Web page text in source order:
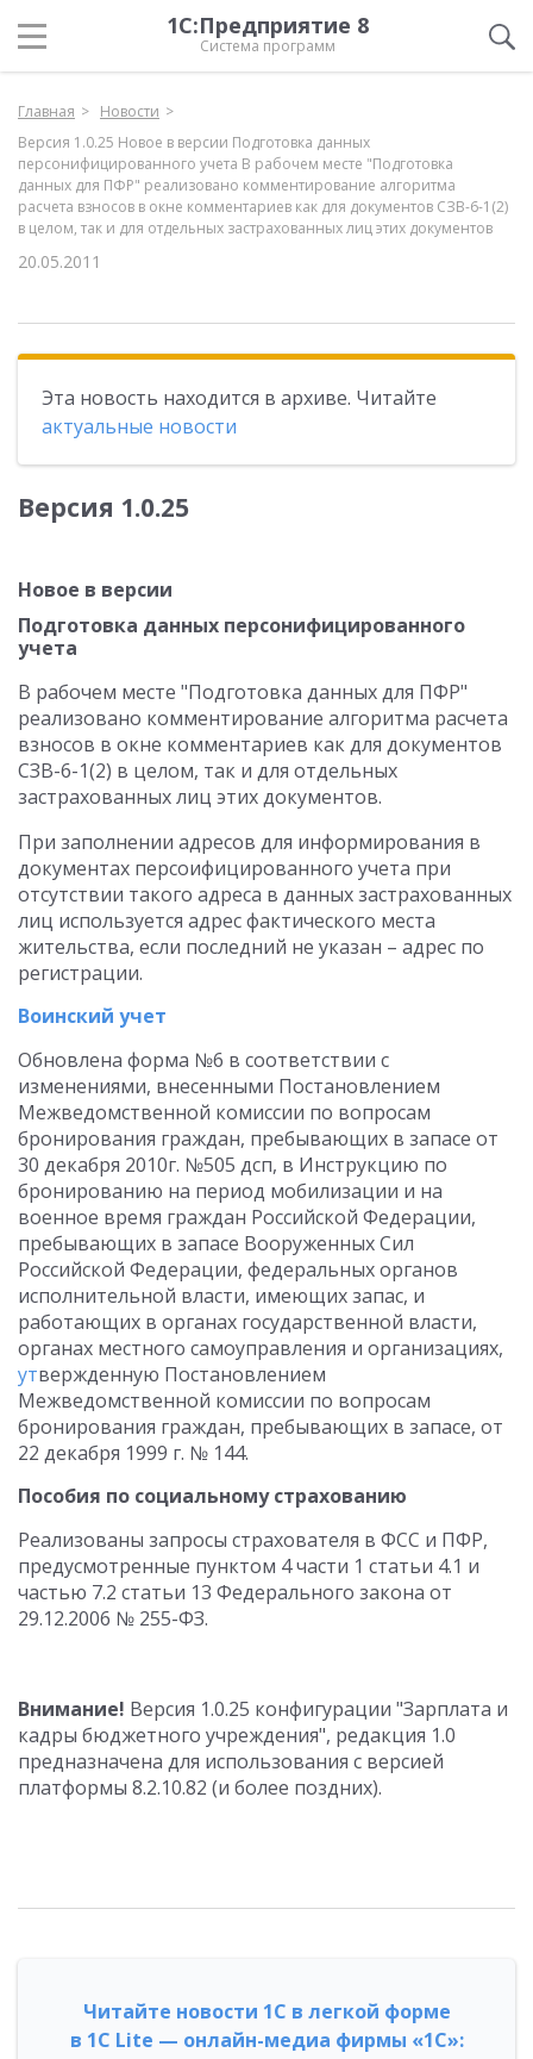
1С:Предприятие 8
Система программ
Главная
Новости
Версия 1.0.25 Новое в версии Подготовка данных
персонифицированного учета В рабочем месте "Подготовка
данных для ПФР" реализовано комментирование алгоритма
расчета взносов в окне комментариев как для документов СЗВ-6-1(2)
в целом, так и для отдельных застрахованных лиц этих документов
20.05.2011
Эта новость находится в архиве. Читайте
актуальные новости
Версия 1.0.25
Новое в версии
Подготовка данных персонифицированного
учета
В рабочем месте "Подготовка данных для ПФР"
реализовано комментирование алгоритма расчета
взносов в окне комментариев как для документов
СЗВ-6-1(2) в целом, так и для отдельных
застрахованных лиц этих документов.
При заполнении адресов для информирования в
документах персоифицированного учета при
отсутствии такого адреса в данных застрахованных
лиц используется адрес фактического места
жительства, если последний не указан – адрес по
регистрации.
Воинский учет
Обновлена форма №6 в соответствии с
изменениями, внесенными Постановлением
Межведомственной комиссии по вопросам
бронирования граждан, пребывающих в запасе от
30 декабря 2010г. №505 дсп, в Инструкцию по
бронированию на период мобилизации и на
военное время граждан Российской Федерации,
пребывающих в запасе Вооруженных Сил
Российской Федерации, федеральных органов
исполнительной власти, имеющих запас, и
работающих в органах государственной власти,
органах местного самоуправления и организациях,
утвержденную Постановлением
Межведомственной комиссии по вопросам
бронирования граждан, пребывающих в запасе, от
22 декабря 1999 г. № 144.
Пособия по социальному страхованию
Реализованы запросы страхователя в ФСС и ПФР,
предусмотренные пунктом 4 части 1 статьи 4.1 и
частью 7.2 статьи 13 Федерального закона от
29.12.2006 № 255-ФЗ.
Внимание! Версия 1.0.25 конфигурации "Зарплата и
кадры бюджетного учреждения", редакция 1.0
предназначена для использования с версией
платформы 8.2.10.82 (и более поздних).
Читайте новости 1С в легкой форме
в 1С Lite — онлайн-медиа фирмы «1С»: